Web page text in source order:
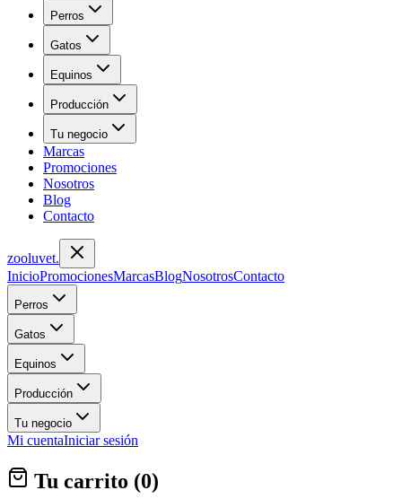
Perros
Gatos
Equinos
Producción
Tu negocio
Marcas
Promociones
Nosotros
Blog
Contacto
zooluvet.
InicioPromocionesMarcasBlogNosotrosContacto
Perros
Gatos
Equinos
Producción
Tu negocio
Mi cuentaIniciar sesión
Tu carrito (0)